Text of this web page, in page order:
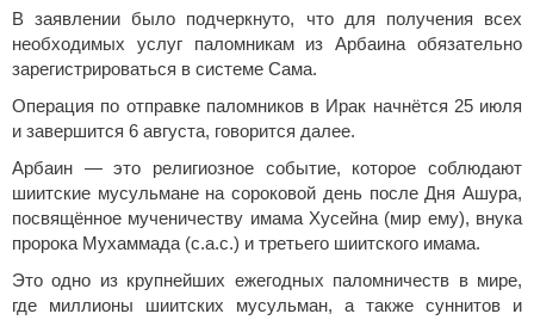
В заявлении было подчеркнуто, что для получения всех
необходимых услуг паломникам из Арбаина обязательно
зарегистрироваться в системе Сама.
Операция по отправке паломников в Ирак начнётся 25 июля
и завершится 6 августа, говорится далее.
Арбаин — это религиозное событие, которое соблюдают
шиитские мусульмане на сороковой день после Дня Ашура,
посвящённое мученичеству имама Хусейна (мир ему), внука
пророка Мухаммада (с.а.с.) и третьего шиитского имама.
Это одно из крупнейших ежегодных паломничеств в мире,
где миллионы шиитских мусульман, а также суннитов и